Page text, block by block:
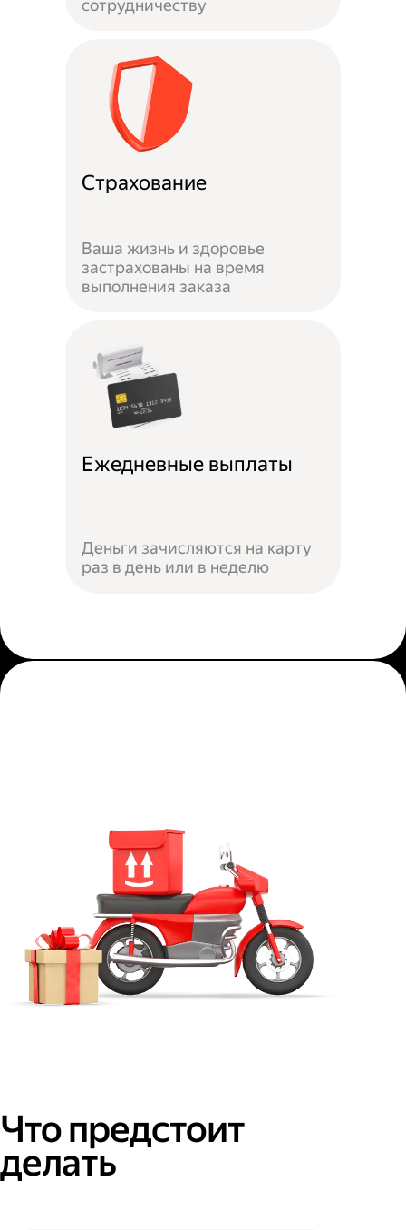
сотрудничеству
Страхование
Ваша жизнь и здоровье
застрахованы на время
выполнения заказа
Ежедневные выплаты
Деньги зачисляются на карту
раз в день или в неделю
Что предстоит
делать